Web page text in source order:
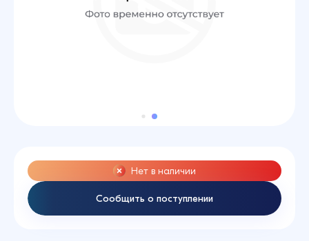
Нет в наличии
Сообщить о поступлении